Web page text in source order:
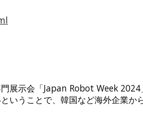
展示会「Japan Robot Week 2024
いうことで、韓国など海外企業か